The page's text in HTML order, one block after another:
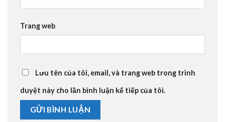
Trang web
Lưu tên của tôi, email, và trang web trong trình
duyệt này cho lần bình luận kế tiếp của tôi.